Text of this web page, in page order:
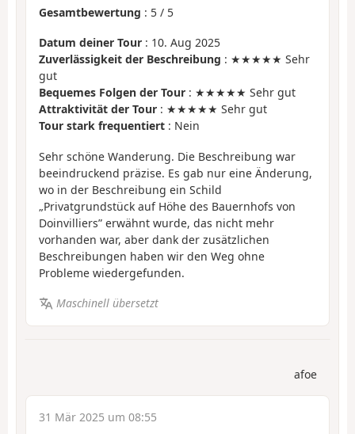
Gesamtbewertung : 5 / 5
Datum deiner Tour : 10. Aug 2025
Zuverlässigkeit der Beschreibung : ★★★★★ Sehr
gut
Bequemes Folgen der Tour : ★★★★★ Sehr gut
Attraktivität der Tour : ★★★★★ Sehr gut
Tour stark frequentiert : Nein
Sehr schöne Wanderung. Die Beschreibung war
beeindruckend präzise. Es gab nur eine Änderung,
wo in der Beschreibung ein Schild
„Privatgrundstück auf Höhe des Bauernhofs von
Doinvilliers” erwähnt wurde, das nicht mehr
vorhanden war, aber dank der zusätzlichen
Beschreibungen haben wir den Weg ohne
Probleme wiedergefunden.
Maschinell übersetzt
afoe
31 Mär 2025 um 08:55